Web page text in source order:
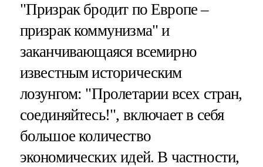
"Призрак бродит по Европе –
призрак коммунизма" и
заканчивающаяся всемирно
известным историческим
лозунгом: "Пролетарии всех стран,
соединяйтесь!", включает в себя
большое количество
экономических идей. В частности,